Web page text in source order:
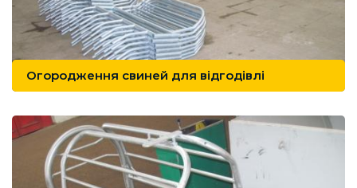
Огородження свиней для відгодівлі